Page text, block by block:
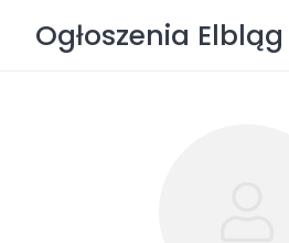
Ogłoszenia Elbląg